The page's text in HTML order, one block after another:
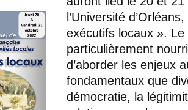
l’Université
exécutifs locaux ».
particulièrement
d’aborder les enjeux
fondamentaux que
démocratie, la